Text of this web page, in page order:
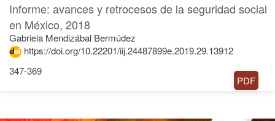
Informe: avances y retrocesos de la seguridad social
en México, 2018
Gabriela Mendizábal Bermúdez
https://doi.org/10.22201/iij.24487899e.2019.29.13912
347-369
PDF